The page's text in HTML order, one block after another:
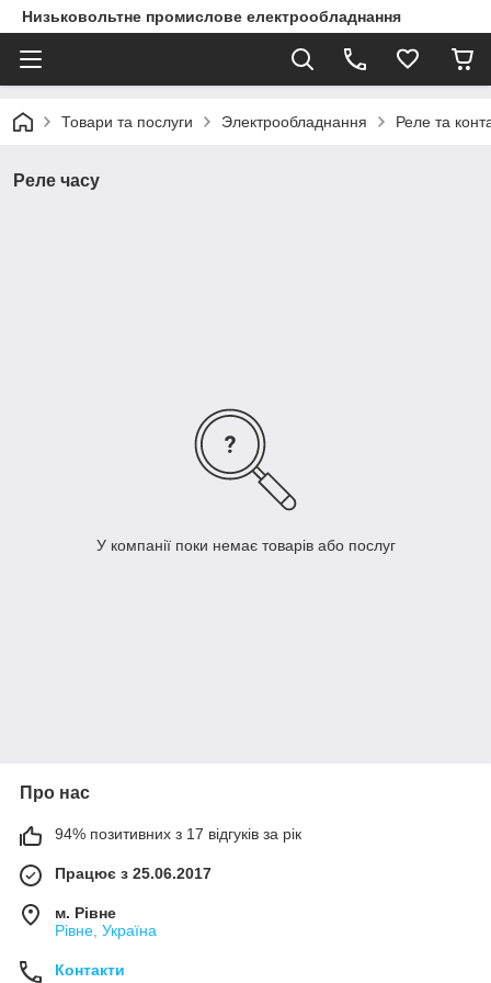
Низьковольтне промислове електрообладнання
Товари та послуги Электрообладнання Реле та
Реле часу
У компанії поки немає товарів або послуг
Про нас
94% позитивних з 17 відгуків за рік
Працює з 25.06.2017
м. Рівне
Рівне, Україна
Контакти